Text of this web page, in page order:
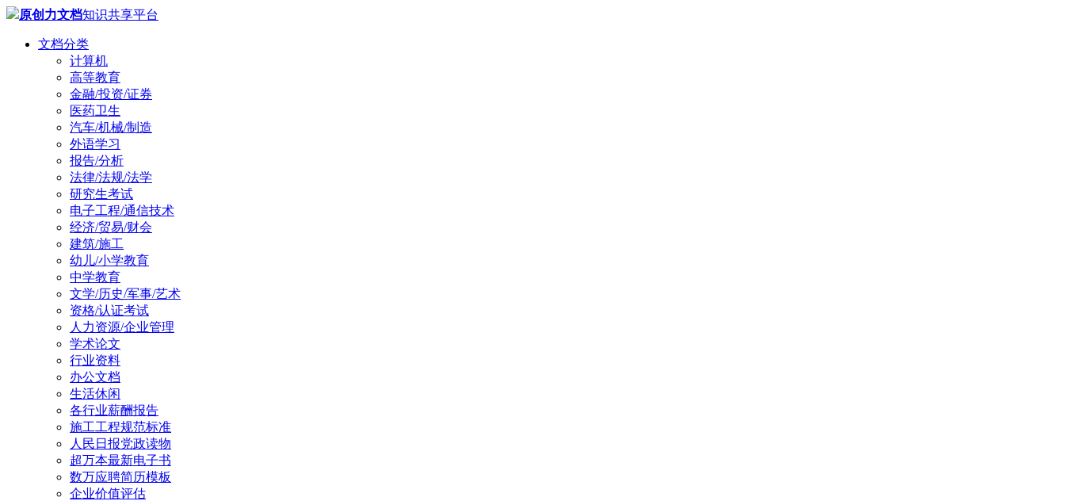
原创力文档知识共享平台
文档分类
计算机
高等教育
金融/投资/证券
医药卫生
汽车/机械/制造
外语学习
报告/分析
法律/法规/法学
研究生考试
电子工程/通信技术
经济/贸易/财会
建筑/施工
幼儿/小学教育
中学教育
文学/历史/军事/艺术
资格/认证考试
人力资源/企业管理
学术论文
行业资料
办公文档
生活休闲
各行业薪酬报告
施工工程规范标准
人民日报党政读物
超万本最新电子书
数万应聘简历模板
企业价值评估